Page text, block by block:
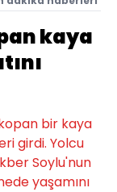
kaya
bir kaya
girdi. Yolcu
Soylu'nun
yaşamını